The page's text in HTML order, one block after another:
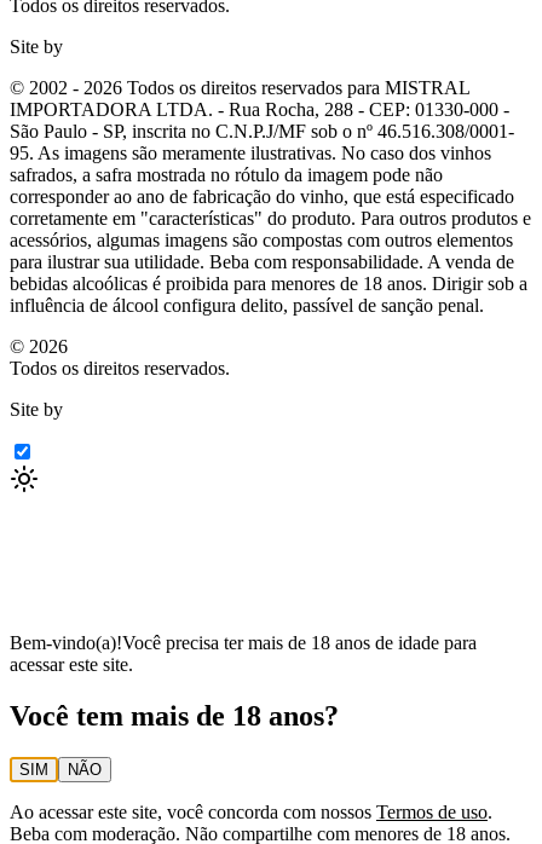
Todos os direitos reservados.
Site by
© 2002 - 2026 Todos os direitos reservados para MISTRAL
IMPORTADORA LTDA. - Rua Rocha, 288 - CEP: 01330-000 -
São Paulo - SP, inscrita no C.N.P.J/MF sob o nº 46.516.308/0001-
95. As imagens são meramente ilustrativas. No caso dos vinhos
safrados, a safra mostrada no rótulo da imagem pode não
corresponder ao ano de fabricação do vinho, que está especificado
corretamente em "características" do produto. Para outros produtos e
acessórios, algumas imagens são compostas com outros elementos
para ilustrar sua utilidade. Beba com responsabilidade. A venda de
bebidas alcoólicas é proibida para menores de 18 anos. Dirigir sob a
influência de álcool configura delito, passível de sanção penal.
© 2026
Todos os direitos reservados.
Site by
Bem-vindo(a)!Você precisa ter mais de 18 anos de idade para
acessar este site.
Você tem mais de 18 anos?
SIM NÃO
Ao acessar este site, você concorda com nossos Termos de uso.
Beba com moderação. Não compartilhe com menores de 18 anos.